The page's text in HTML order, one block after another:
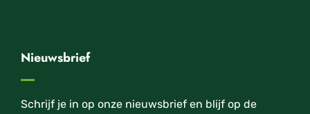
Nieuwsbrief
Schrijf je in op onze nieuwsbrief en blijf op de